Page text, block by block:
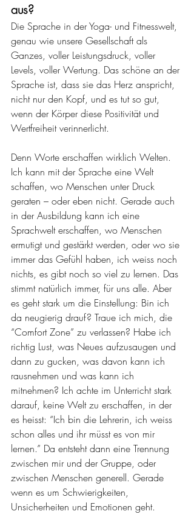
aus?
Die Sprache in der Yoga- und Fitnesswelt,
genau wie unsere Gesellschaft als
Ganzes, voller Leistungsdruck, voller
Levels, voller Wertung. Das schöne an der
Sprache ist, dass sie das Herz anspricht,
nicht nur den Kopf, und es tut so gut,
wenn der Körper diese Positivität und
Wertfreiheit verinnerlicht.
Denn Worte erschaffen wirklich Welten.
Ich kann mit der Sprache eine Welt
schaffen, wo Menschen unter Druck
geraten – oder eben nicht. Gerade auch
in der Ausbildung kann ich eine
Sprachwelt erschaffen, wo Menschen
ermutigt und gestärkt werden, oder wo sie
immer das Gefühl haben, ich weiss noch
nichts, es gibt noch so viel zu lernen. Das
stimmt natürlich immer, für uns alle. Aber
es geht stark um die Einstellung: Bin ich
da neugierig drauf? Traue ich mich, die
“Comfort Zone” zu verlassen? Habe ich
richtig Lust, was Neues aufzusaugen und
dann zu gucken, was davon kann ich
rausnehmen und was kann ich
mitnehmen? Ich achte im Unterricht stark
darauf, keine Welt zu erschaffen, in der
es heisst: “Ich bin die Lehrerin, ich weiss
schon alles und ihr müsst es von mir
lernen.” Da entsteht dann eine Trennung
zwischen mir und der Gruppe, oder
zwischen Menschen generell. Gerade
wenn es um Schwierigkeiten,
Unsicherheiten und Emotionen geht.